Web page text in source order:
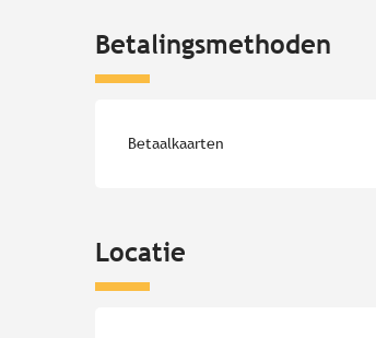
Betalingsmethoden
Betaalkaarten
Locatie